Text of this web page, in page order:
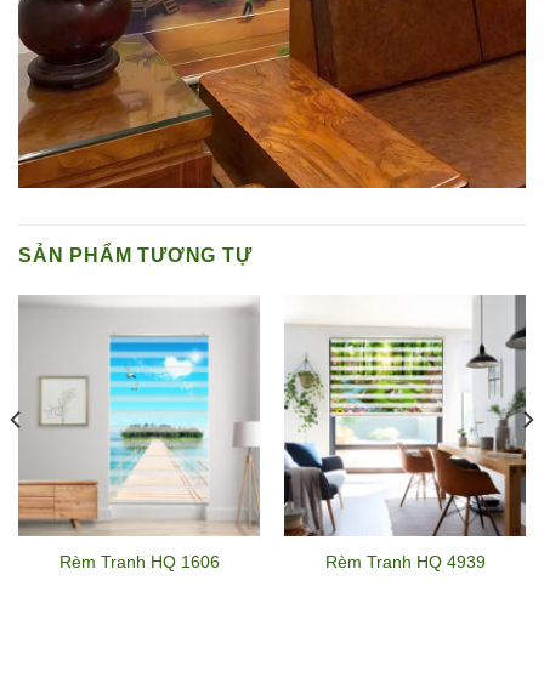
SẢN PHẨM TƯƠNG TỰ
Rèm Tranh HQ 1606 Rèm Tranh HQ 4939